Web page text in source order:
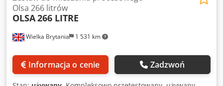
Wielka Brytania 1 531 km
Olsa 266 litrów
OLSA266 LITRE
Informacja o cenie Zadzwoń